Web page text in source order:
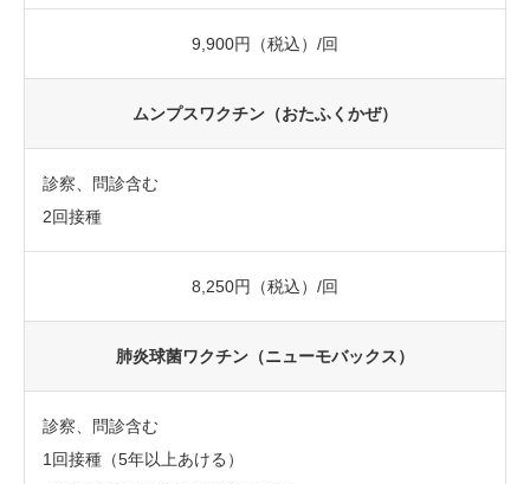
9,900円（税込）/回
ムンプスワクチン（おたふくかぜ）
診察、問診含む
2回接種
8,250円（税込）/回
肺炎球菌ワクチン（ニューモバックス）
診察、問診含む
1回接種（5年以上あける）